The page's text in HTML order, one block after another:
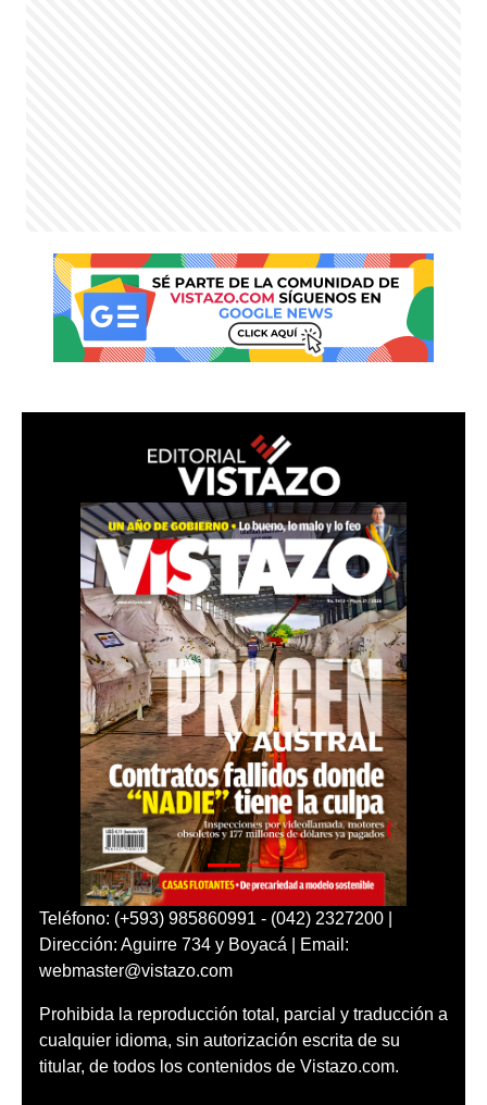
Teléfono: (+593) 985860991 - (042) 2327200 |
Dirección: Aguirre 734 y Boyacá | Email:
webmaster@vistazo.com
Prohibida la reproducción total, parcial y traducción a
cualquier idioma, sin autorización escrita de su
titular, de todos los contenidos de Vistazo.com.